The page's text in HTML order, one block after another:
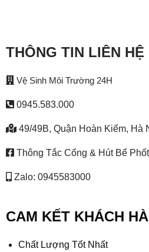
THÔNG TIN LIÊN HỆ
Vệ Sinh Môi Trường 24H
0945.583.000
49/49B, Quận Hoàn Kiếm, Hà
Thông Tắc Cống & Hút Bể
Zalo: 0945583000
CAM KẾT KHÁCH
Chất Lượng Tốt Nhất